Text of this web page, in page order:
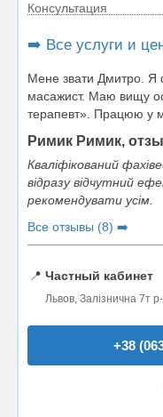
Консультация
➡️ Все услуги и
Мене звати Дмитро. Я
масажист. Маю вищу
терапевт». Працюю у
Римик Римик,
Кваліфікований
відразу відчутний
рекомендувати усім.
Все отзывы (8) ➡️
📍 Частный кабинет
Львов, Залізнична 7т
+38